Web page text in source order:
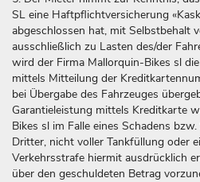
SL eine Haftpflichtversicherung
abgeschlossen hat, mit Selbstbehalt
ausschließlich zu Lasten des/der
wird der Firma Mallorquin-Bikes sl
mittels Mitteilung der
bei Übergabe des Fahrzeuges
Garantieleistung mittels Kreditkarte
Bikes sl im Falle eines Schadens
Dritter, nicht voller Tankfüllung oder
Verkehrsstrafe hiermit ausdrücklich
über den geschuldeten Betrag